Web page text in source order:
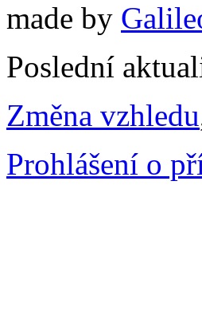
made by
Poslední
Změna vzhledu
Prohlášení o